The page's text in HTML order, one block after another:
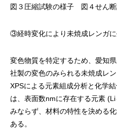
図３圧縮試験の様子 図４せん
③経時変化により未焼成レンガ
変色物質を特定するため、愛知
社製の変色のみられる未焼成レ
XPSによる元素組成分析と化学
は、表面数nmに存在する元素
みならず、材料の特性を決める
ある。